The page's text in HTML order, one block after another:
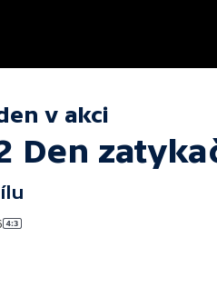
v akci
Den